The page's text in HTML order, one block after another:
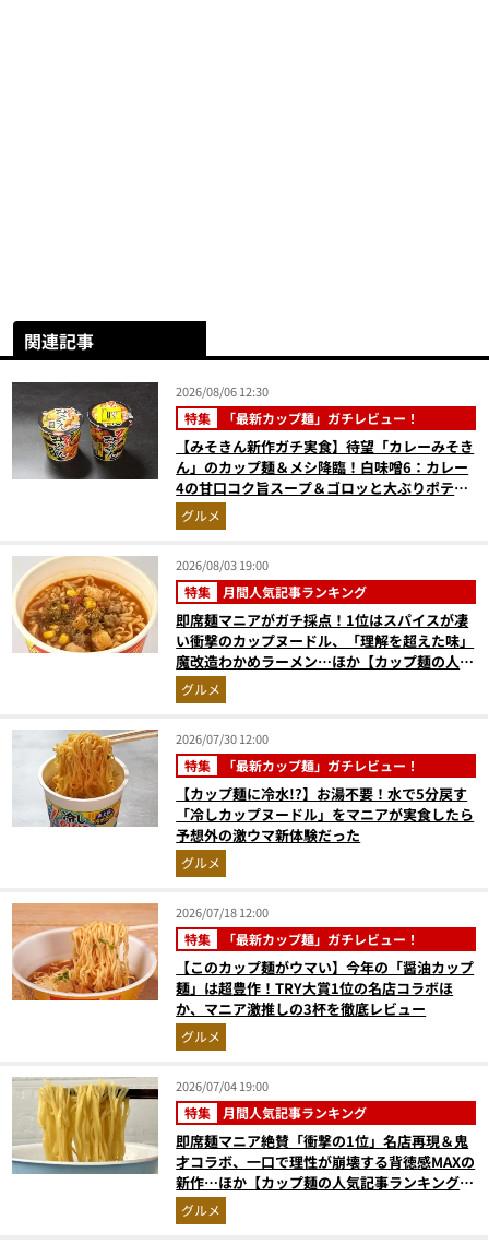
関連記事
2026/08/06 12:30
特集 「最新カップ麺」ガチレビュー！
【みそきん新作ガチ実食】待望「カレーみそき
ん」のカップ麺＆メシ降臨！白味噌6：カレー
4の甘口コク旨スープ＆ゴロッと大ぶりポテト
に歓喜
グルメ
2026/08/03 19:00
特集 月間人気記事ランキング
即席麺マニアがガチ採点！1位はスパイスが凄
い衝撃のカップヌードル、「理解を超えた味」
魔改造わかめラーメン…ほか【カップ麺の人気
記事ランキングベスト3】（2026年6月版）
グルメ
2026/07/30 12:00
特集 「最新カップ麺」ガチレビュー！
【カップ麺に冷水!?】お湯不要！水で5分戻す
「冷しカップヌードル」をマニアが実食したら
予想外の激ウマ新体験だった
グルメ
2026/07/18 12:00
特集 「最新カップ麺」ガチレビュー！
【このカップ麺がウマい】今年の「醤油カップ
麺」は超豊作！TRY大賞1位の名店コラボほ
か、マニア激推しの3杯を徹底レビュー
グルメ
2026/07/04 19:00
特集 月間人気記事ランキング
即席麺マニア絶賛「衝撃の1位」名店再現＆鬼
才コラボ、一口で理性が崩壊する背徳感MAXの
新作…ほか【カップ麺の人気記事ランキングベ
スト3】（2026年5月版）
グルメ